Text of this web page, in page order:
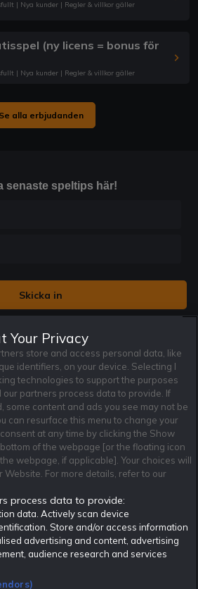
| Nya kunder | Regler & villkor gäller
(ny licens = bonus för
| Nya kunder | Regler & villkor gäller
Se alla erbjudanden
senaste speltips här!
Rekatochklart och jag är 18+. Regler
betting-community. 2017 nominerades
bästa spelinformations-sajter på spelbranschens egen
knutet till något specifikt spelbolag. Här hittar du
och erbjudanden från de största och mest seriösa
Spelande
Nyhetsarkiv
policy
Cookie Policy
Användarvilkor
Integritetspolicy
Rekatochklart shop
Your Privacy
store and access personal data, like
identifiers, on your device. Selecting I
technologies to support the purposes
partners process data to provide. If
some content and ads you see may not be
can resurface this menu to change your
at any time by clicking the Show
of the webpage [or the floating icon
webpage, if applicable]. Your choices will
Website. For more details, refer to our
process data to provide:
data. Actively scan device
Store and/or access information
advertising and content, advertising
audience research and services